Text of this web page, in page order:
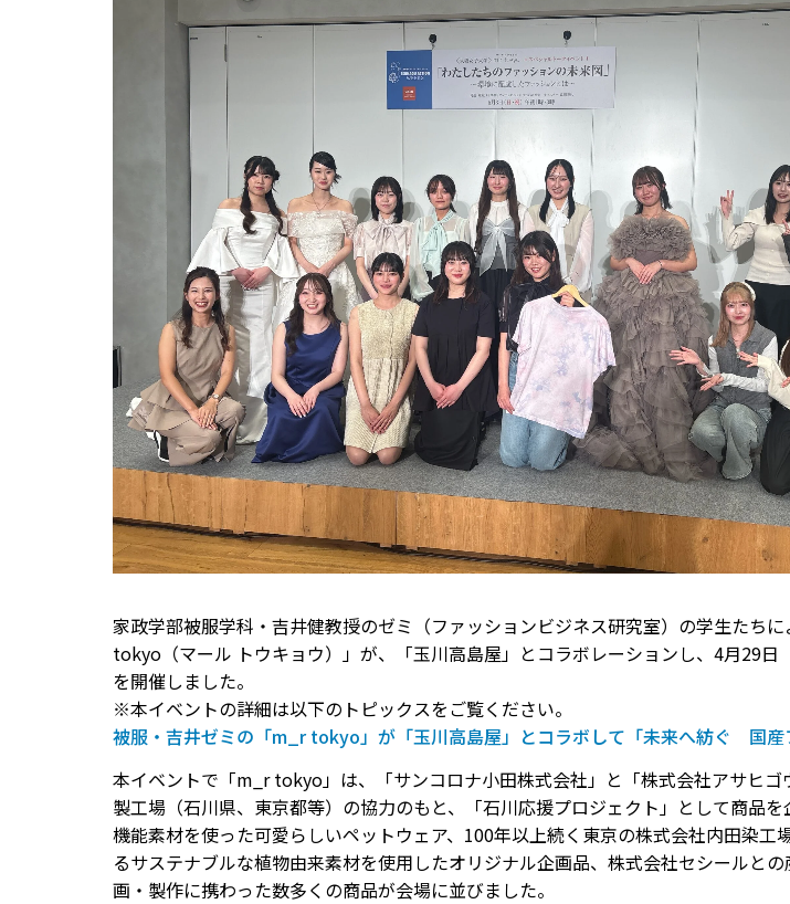
家政学部被服学科・吉井健教授のゼミ（ファッションビジネス研究室）の学生たち
tokyo（マール トウキョウ）」が、「玉川高島屋」とコラボレーションし、4月29
を開催しました。
※本イベントの詳細は以下のトピックスをご覧ください。
被服・吉井ゼミの「m_r tokyo」が「玉川高島屋」とコラボして「未来へ紡ぐ 国産
本イベントで「m_r tokyo」は、「サンコロナ小田株式会社」と「株式会社アサヒ
製⼯場（⽯川県、東京都等）の協⼒のもと、「⽯川応援プロジェクト」として商品
機能素材を使った可愛らしいペットウェア、100年以上続く東京の株式会社内田染
るサステナブルな植物由来素材を使用したオリジナル企画品、株式会社セシール
画・製作に携わった数多くの商品が会場に並びました。